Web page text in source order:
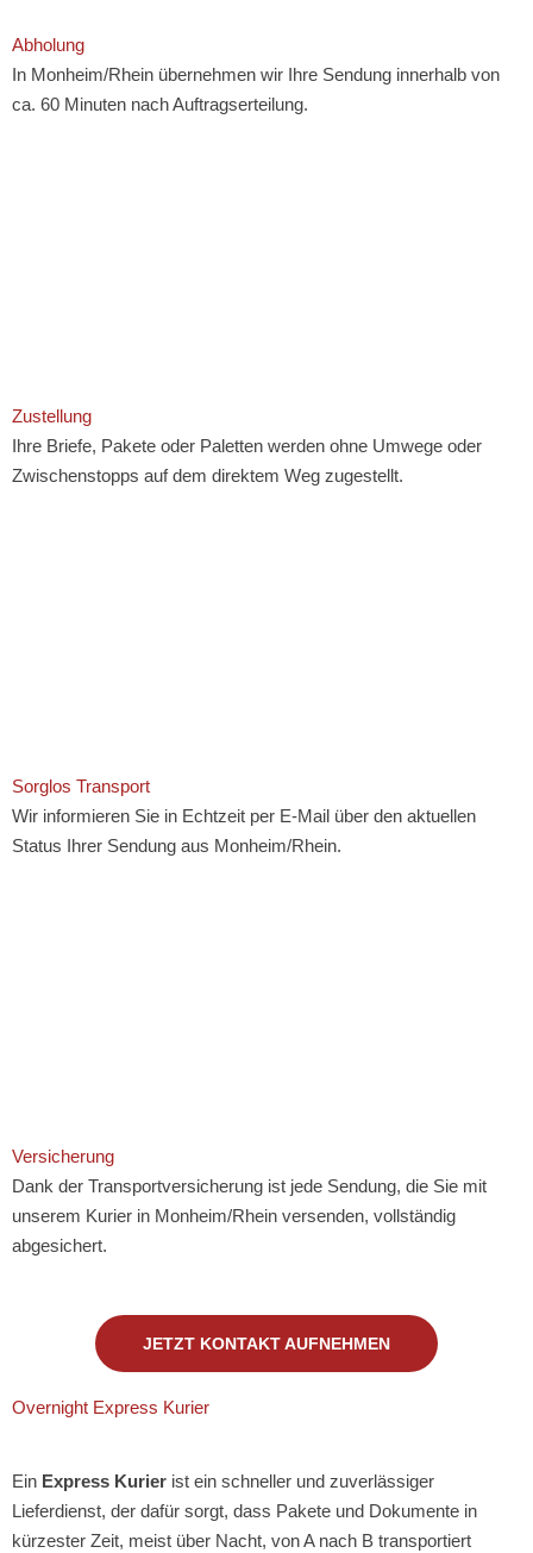
Abholung
In Monheim/Rhein übernehmen wir Ihre Sendung innerhalb von
ca. 60 Minuten nach Auftragserteilung.
Zustellung
Ihre Briefe, Pakete oder Paletten werden ohne Umwege oder
Zwischenstopps auf dem direktem Weg zugestellt.
Sorglos Transport
Wir informieren Sie in Echtzeit per E-Mail über den aktuellen
Status Ihrer Sendung aus Monheim/Rhein.
Versicherung
Dank der Transportversicherung ist jede Sendung, die Sie mit
unserem Kurier in Monheim/Rhein versenden, vollständig
abgesichert.
JETZT KONTAKT AUFNEHMEN
Overnight Express Kurier
Ein Express Kurier ist ein schneller und zuverlässiger
Lieferdienst, der dafür sorgt, dass Pakete und Dokumente in
kürzester Zeit, meist über Nacht, von A nach B transportiert